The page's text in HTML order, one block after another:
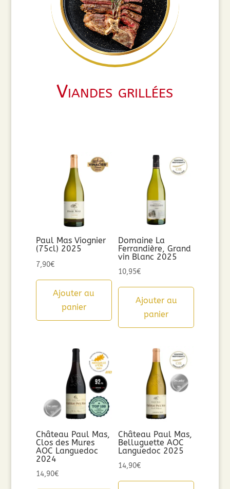
Viandes grillées
Paul Mas Viognier
(75cl) 2025
7,90€
Ajouter au
panier
Domaine La
Ferrandière, Grand
vin Blanc 2025
10,95€
Ajouter au
panier
Château Paul Mas,
Clos des Mures
AOC Languedoc
2024
14,90€
Château Paul Mas,
Belluguette AOC
Languedoc 2025
14,90€